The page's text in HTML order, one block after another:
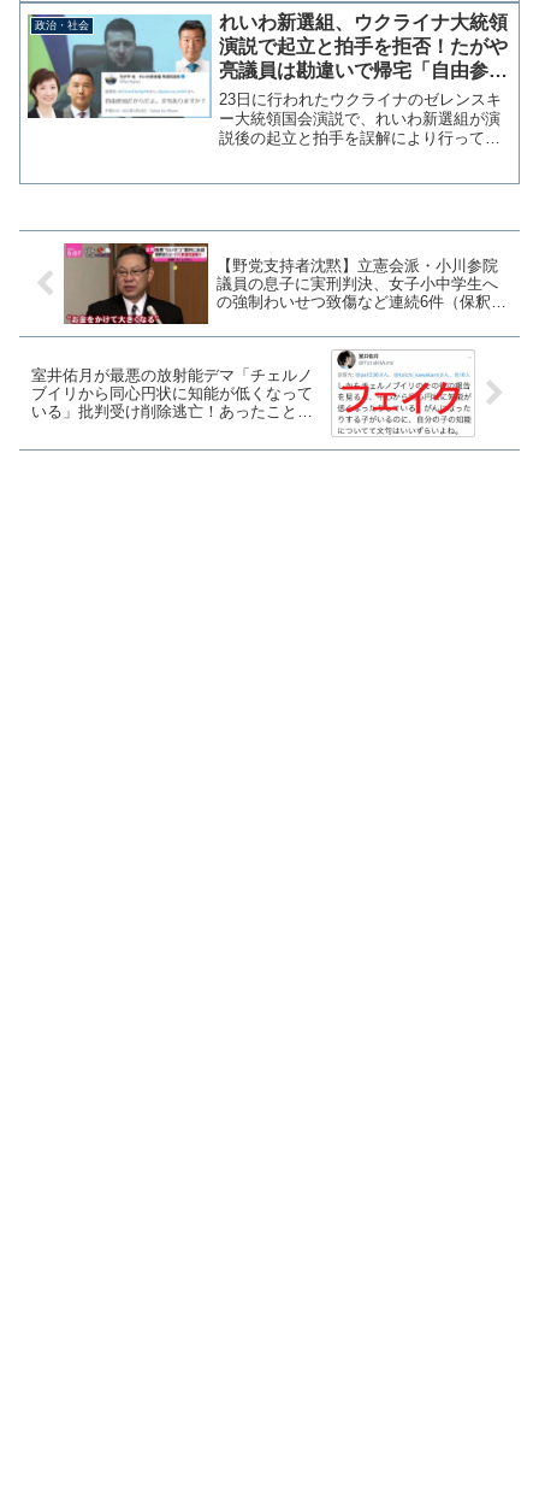
政治・社会
れいわ新選組、ウクライナ大統領
演説で起立と拍手を拒否！たがや
亮議員は勘違いで帰宅「自由参加
だからだよ。文句ありますか？」
23日に行われたウクライナのゼレンスキ
ー大統領国会演説で、れいわ新選組が演
説後の起立と拍手を誤解により行ってい
【野党支持者沈黙】立憲会派・小川参院
議員の息子に実刑判決、女子小中学生へ
の強制わいせつ致傷など連続6件（保釈中
室井佑月が最悪の放射能デマ「チェルノ
ブイリから同心円状に知能が低くなって
いる」批判受け削除逃亡！あったことを